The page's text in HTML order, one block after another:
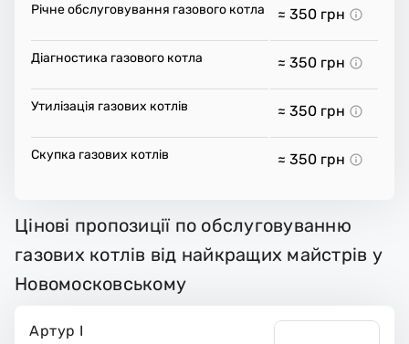
Річне обслуговування газового котла ≈ 350 грн
Діагностика газового котла ≈ 350 грн
Утилізація газових котлів ≈ 350 грн
Скупка газових котлів ≈ 350 грн
Цінові пропозиції по обслуговуванню
газових котлів від найкращих майстрів у
Новомосковському
Артур І